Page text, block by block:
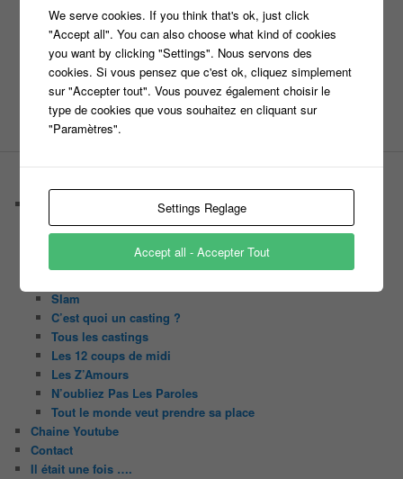
Site web
C’est quoi un casteur ?
Slam
C’est quoi un casting ?
Tous les castings
Les 12 coups de midi
Les Z’Amours
N’oubliez Pas Les Paroles
Tout le monde veut prendre sa place
Chaine Youtube
Contact
Il était une fois ….
We serve cookies. If you think that's ok, just click
"Accept all". You can also choose what kind of cookies
you want by clicking "Settings". Nous servons des
cookies. Si vous pensez que c'est ok, cliquez simplement
sur "Accepter tout". Vous pouvez également choisir le
type de cookies que vous souhaitez en cliquant sur
"Paramètres".
Settings Reglage
Accept all - Accepter Tout